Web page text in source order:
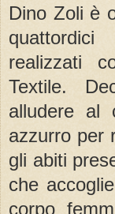
Dino Zoli è
realizzati
Textile.
alludere al
azzurro per
gli abiti
che
corpo